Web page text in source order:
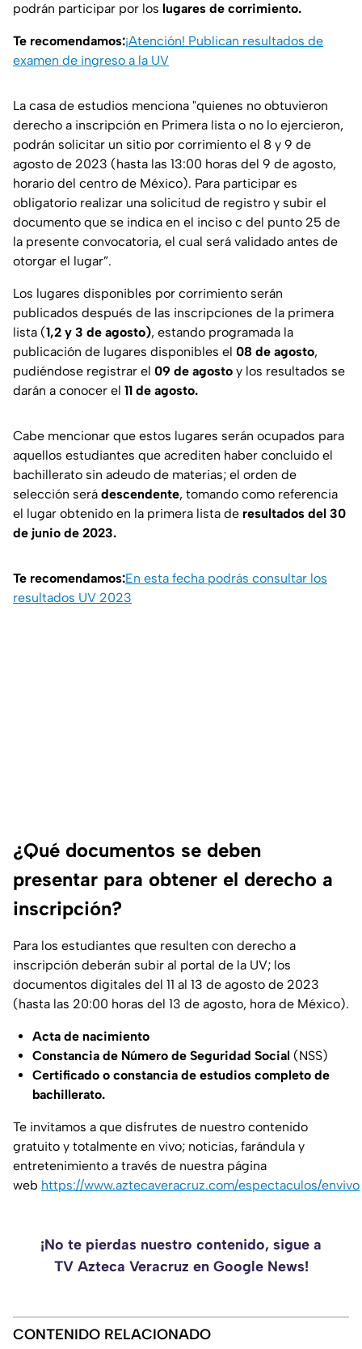
podrán participar por los lugares de corrimiento.
Te recomendamos:¡Atención! Publican resultados de
examen de ingreso a la UV
La casa de estudios menciona "quienes no obtuvieron
derecho a inscripción en Primera lista o no lo ejercieron,
podrán solicitar un sitio por corrimiento el 8 y 9 de
agosto de 2023 (hasta las 13:00 horas del 9 de agosto,
horario del centro de México). Para participar es
obligatorio realizar una solicitud de registro y subir el
documento que se indica en el inciso c del punto 25 de
la presente convocatoria, el cual será validado antes de
otorgar el lugar”.
Los lugares disponibles por corrimiento serán
publicados después de las inscripciones de la primera
lista (1,2 y 3 de agosto), estando programada la
publicación de lugares disponibles el 08 de agosto,
pudiéndose registrar el 09 de agosto y los resultados se
darán a conocer el 11 de agosto.
Cabe mencionar que estos lugares serán ocupados para
aquellos estudiantes que acrediten haber concluido el
bachillerato sin adeudo de materias; el orden de
selección será descendente, tomando como referencia
el lugar obtenido en la primera lista de resultados del 30
de junio de 2023.
Te recomendamos:En esta fecha podrás consultar los
resultados UV 2023
¿Qué documentos se deben
presentar para obtener el derecho a
inscripción?
Para los estudiantes que resulten con derecho a
inscripción deberán subir al portal de la UV; los
documentos digitales del 11 al 13 de agosto de 2023
(hasta las 20:00 horas del 13 de agosto, hora de México).
Acta de nacimiento
Constancia de Número de Seguridad Social (NSS)
Certificado o constancia de estudios completo de
bachillerato.
Te invitamos a que disfrutes de nuestro contenido
gratuito y totalmente en vivo; noticias, farándula y
entretenimiento a través de nuestra página
web https://www.aztecaveracruz.com/espectaculos/envivo
¡No te pierdas nuestro contenido, sigue a
TV Azteca Veracruz en Google News!
CONTENIDO RELACIONADO